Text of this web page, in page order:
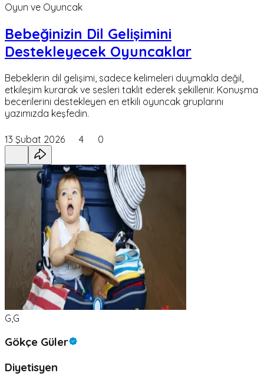
Oyun ve Oyuncak
Bebeğinizin Dil Gelişimini
Destekleyecek Oyuncaklar
Bebeklerin dil gelişimi, sadece kelimeleri duymakla değil,
etkileşim kurarak ve sesleri taklit ederek şekillenir. Konuşma
becerilerini destekleyen en etkili oyuncak gruplarını
yazımızda keşfedin.
13 Şubat 2026 4 0
G,G
Gökçe Güler
Diyetisyen